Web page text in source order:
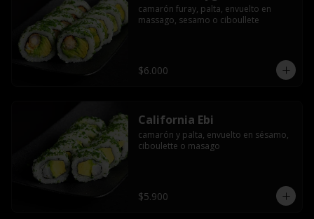
camarón furay, palta, envuelto en
massago, sesamo o ciboullete
$6.000
California Ebi
camarón y palta, envuelto en sésamo,
ciboulette o masago
$5.900